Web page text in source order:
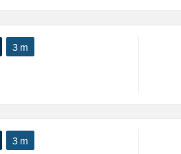
3 m
3 m